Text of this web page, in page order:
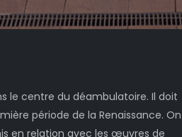
le centre du déambulatoire. Il doit
période de la Renaissance. On
en relation avec les œuvres de